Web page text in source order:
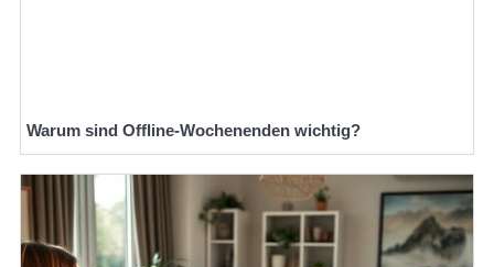
Warum sind Offline-Wochenenden wichtig?